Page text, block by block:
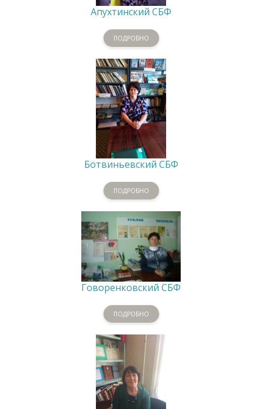
Апухтинский СБФ
ПОДРОБНО
Ботвиньевский СБФ
ПОДРОБНО
Говоренковский СБФ
ПОДРОБНО